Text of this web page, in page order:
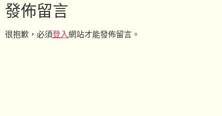
發佈留言
很抱歉，必須登入網站才能發佈留言。